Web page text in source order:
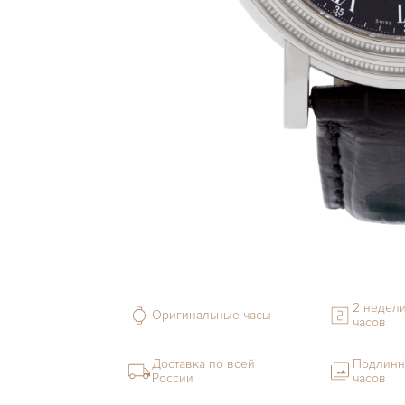
Оригинальные часы
2
часов
Доставка по всей
России
часов